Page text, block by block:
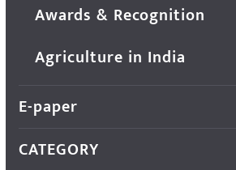
Awards & Recognition
Agriculture in India
E-paper
CATEGORY